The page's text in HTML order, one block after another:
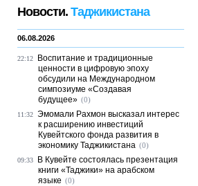
Новости. Таджикистана
06.08.2026
22:12
Воспитание и традиционные
ценности в цифровую эпоху
обсудили на Международном
симпозиуме «Создавая
будущее» (0)
11:32 Эмомали Рахмон высказал интерес
к расширению инвестиций
Кувейтского фонда развития в
экономику Таджикистана (0)
09:33
В Кувейте состоялась презентация
книги «Таджики» на арабском
языке (0)